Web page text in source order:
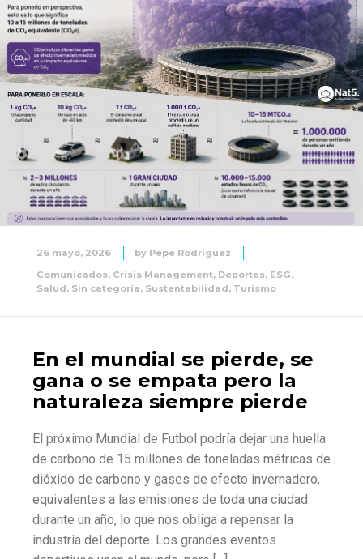
26 mayo, 2026 by Pepe Rodriguez
Comunicados, Crisis Management, Deportes, ESG,
Salud, Sin categoría, Sustentabilidad, Turismo
En el mundial se pierde, se
gana o se empata pero la
naturaleza siempre pierde
El próximo Mundial de Futbol podría dejar una huella
de carbono de 15 millones de toneladas métricas de
dióxido de carbono y gases de efecto invernadero,
equivalentes a las emisiones de toda una ciudad
durante un año, lo que nos obliga a repensar la
industria del deporte. Los grandes eventos